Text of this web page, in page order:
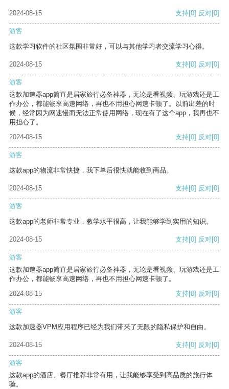
2024-08-15 支持[0] 反对[0]
游客
这款学习软件的社区氛围非常好，可以与其他学习者交流学习心得。
2024-08-15 支持[0] 反对[0]
游客
这款加速器app简直是居家旅行必备神器，无论是看视频、玩游戏还是工
作办公，都能畅享高速网络，再也不用担心网速卡顿了。以前出差的时
候，经常因为网速慢而无法正常使用网络，现在有了这个app，我再也不
用担心了。
2024-08-15
支持[0] 反对[0]
游客
这款app的物流非常快捷，我下单后很快就能收到商品。
2024-08-15 支持[0] 反对[0]
游客
这款app的老师非常专业，教学水平很高，让我能够学到实用的知识。
2024-08-15 支持[0] 反对[0]
游客
这款加速器app简直是居家旅行必备神器，无论是看视频、玩游戏还是工
作办公，都能畅享高速网络，再也不用担心网速卡顿了。
2024-08-15
支持[0] 反对[0]
游客
这款加速器VPM应用程序已经为我们带来了无限的隐私保护和自由。
2024-08-15 支持[0] 反对[0]
游客
这款app的酒店、餐厅推荐非常有用，让我能够享受到高品质的旅行体
验。